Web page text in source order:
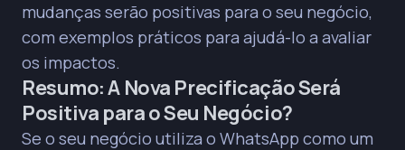
As mudanças visam criar uma estrutura mais
clara e acessível, incentivando a qualidade nas
interações entre empresas e clientes.
mudanças serão positivas para o seu negócio,
com exemplos práticos para ajudá-lo a avaliar
os impactos.
Resumo: A Nova Precificação Será
Positiva para o Seu Negócio?
Se o seu negócio utiliza o WhatsApp como um